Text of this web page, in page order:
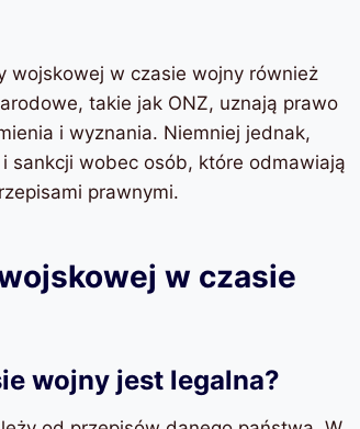
wojskowej w czasie wojny również
takie jak ONZ, uznają prawo
i wyznania. Niemniej jednak,
sankcji wobec osób, które odmawiają
prawnymi.
w czasie
wojny jest legalna?